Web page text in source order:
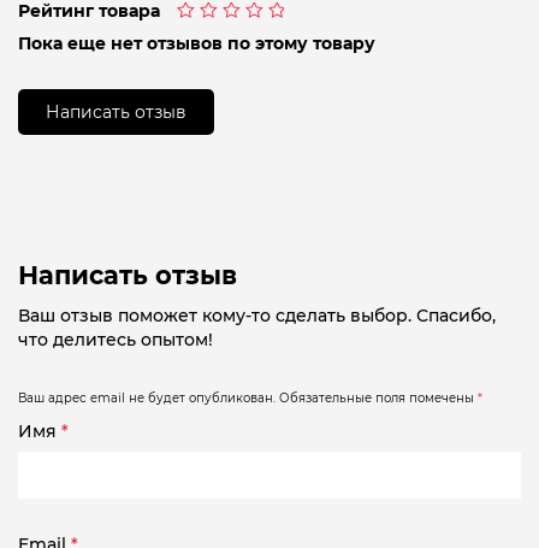
Рейтинг товара
0
Пока еще нет отзывов по этому товару
Написать отзыв
Написать отзыв
Ваш отзыв поможет кому-то сделать выбор. Спасибо,
что делитесь опытом!
Ваш адрес email не будет опубликован. Обязательные поля помечены *
Имя *